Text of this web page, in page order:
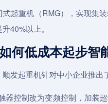
式起重机 （RMG），实现集
40%以上。
何低成本起步智
发起重机针对中小企业推出
控制改为变频控制，加装